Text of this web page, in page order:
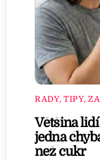
RADY, TIPY,
Většina lidí
jedna
než cukr